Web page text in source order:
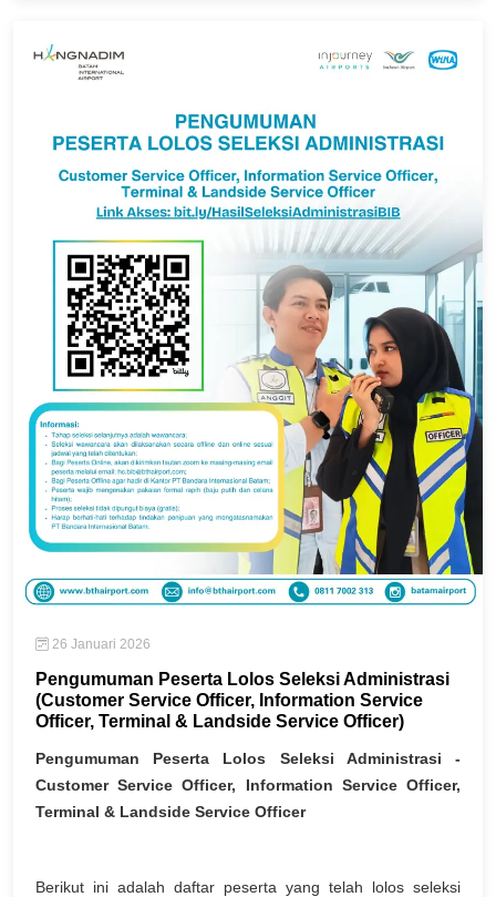
26 Januari 2026
Pengumuman Peserta Lolos Seleksi Administrasi
(Customer Service Officer, Information Service
Officer, Terminal & Landside Service Officer)
Pengumuman Peserta Lolos Seleksi Administrasi -
Customer Service Officer, Information Service Officer,
Terminal & Landside Service Officer
Berikut ini adalah daftar peserta yang telah lolos seleksi